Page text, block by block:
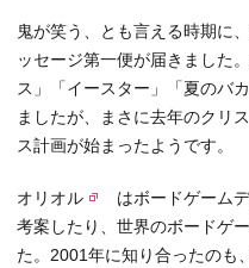
鬼が笑う、とも言える時期に
ッセージ第一便が届きました
ス」「イースター」「夏のバ
ましたが、まさに去年のクリ
ス計画が始まったようです。
オリオル
はボードゲーム
考案したり、世界のボードゲ
た。2001年に知り合ったのも